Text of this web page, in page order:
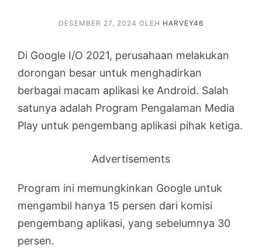
DESEMBER 27, 2024 OLEH HARVEY46
Di Google I/O 2021, perusahaan melakukan
dorongan besar untuk menghadirkan
berbagai macam aplikasi ke Android. Salah
satunya adalah Program Pengalaman Media
Play untuk pengembang aplikasi pihak ketiga.
Advertisements
Program ini memungkinkan Google untuk
mengambil hanya 15 persen dari komisi
pengembang aplikasi, yang sebelumnya 30
persen.